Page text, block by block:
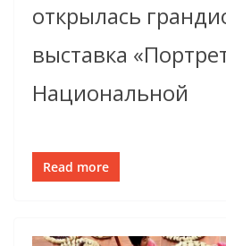
открылась
выставка
Национальной
Read more